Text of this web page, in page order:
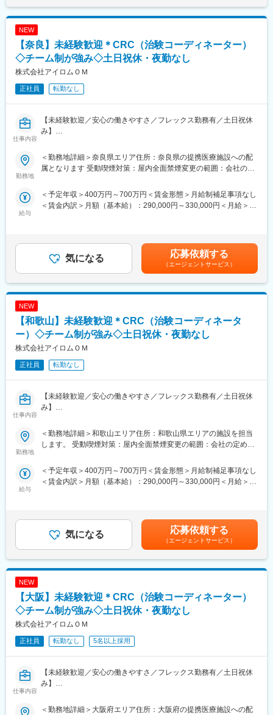
NEW
【奈良】未経験歓迎＊CRC（治験コーディネーター）
◇チーム制が強み◇土日祝休・夜勤なし
株式会社アイロムＯＭ
正社員 転勤なし
仕事内容
【未経験歓迎／安心の働きやすさ／フレックス勤務有／土日祝休
み】
■業務詳細／治験コーディネーター（CRCって何？）
新しい薬や治療法が安全で効果的かどうかを確かめるための臨床
試験（治験）をサポートする仕事です。
＜具体的に＞
患者さんが治験に参加する手続きを助けたり、治験中のデータを
治験が成功するためにはCRCの役割が非常に重要で、医療の進歩
に貢献できるやりがいのある仕事です。
※担当する医療機関に常駐しての業務となります。
■治験コーディネーターで得られるスキル：
患者さんに治験の内容をわかりやすく説明したり、医師や看護師
と連携することで伝える力が身に付きます。
（2）スケジュール管理力：
治験には決まった検査や診察の予定があるため、患者さんが無理
なく通えるように予定を調整する力が身につきます。
（3）医療の知識：
薬の種類や副作用、検査の内容など、医療に関する知識が自然と
増えていきます。薬剤師や看護師と話す機会も多いため学ぶこと
も多いです。
す。パソコンの使い方や、正確に記録する力が身につきます。
（5）チームで働く力：
進めるので、チームワークの大切さを学べます。
残業時間も月15時間程度、産休育休の取得実績も多数あり、育児
手当もございます。
■充実の研修制度：
導入研修が80時間あり、手厚いフォロー体制があります。
しい知識を身につけ、スキルアップできる環境を用意していま
す。
■キャリアステップ：
CRCとして幅広い経験を積むことや、スペシャリストとして特定
の疾患領域の専門的な経験を積んでいくことも可能です。
また、グループの垣根を超えCRCからSMAやCRAへのキャリアチ
ェンジ、事業の枠をこえ新たなキャリアにチャレンジされている
方もいらっしゃいます。
勤務地
＜勤務地詳細＞奈良県エリア住所：奈良県の提携医療施設への配
属となります 受動喫煙対策：屋内全面禁煙変更の範囲：会社の定
給与
＜予定年収＞400万円～700万円＜賃金形態＞月給制補足事項なし
＜賃金内訳＞月額（基本給）：290,000円～330,000円＜月給＞
る可能性があります。月給(月額)は固定手当を含めた表記です。
気になる 応募依頼する
（エージェントサービス）
NEW
【和歌山】未経験歓迎＊CRC（治験コーディネータ
ー）◇チーム制が強み◇土日祝休・夜勤なし
株式会社アイロムＯＭ
正社員 転勤なし
仕事内容
【未経験歓迎／安心の働きやすさ／フレックス勤務有／土日祝休
み】
■業務詳細／治験コーディネーター（CRCって何？）
新しい薬や治療法が安全で効果的かどうかを確かめるための臨床
試験（治験）をサポートする仕事です。
＜具体的に＞
患者さんが治験に参加する手続きを助けたり、治験中のデータを
治験が成功するためにはCRCの役割が非常に重要で、医療の進歩
に貢献できるやりがいのある仕事です。
※担当する医療機関に常駐しての業務となります。
■治験コーディネーターで得られるスキル：
患者さんに治験の内容をわかりやすく説明したり、医師や看護師
と連携することで伝える力が身に付きます。
（2）スケジュール管理力：
治験には決まった検査や診察の予定があるため、患者さんが無理
なく通えるように予定を調整する力が身につきます。
（3）医療の知識：
薬の種類や副作用、検査の内容など、医療に関する知識が自然と
増えていきます。薬剤師や看護師と話す機会も多いため学ぶこと
も多いです。
勤務地
＜勤務地詳細＞和歌山エリア住所：和歌山県エリアの施設を担当
します。 受動喫煙対策：屋内全面禁煙変更の範囲：会社の定める
給与
＜予定年収＞400万円～700万円＜賃金形態＞月給制補足事項なし
＜賃金内訳＞月額（基本給）：290,000円～330,000円＜月給＞
る可能性があります。月給(月額)は固定手当を含めた表記です。
気になる 応募依頼する
（エージェントサービス）
NEW
【大阪】未経験歓迎＊CRC（治験コーディネーター）
◇チーム制が強み◇土日祝休・夜勤なし
株式会社アイロムＯＭ
正社員 転勤なし 5名以上採用
仕事内容
【未経験歓迎／安心の働きやすさ／フレックス勤務有／土日祝休
み】
■業務詳細／治験コーディネーター（CRCって何？）
＜勤務地詳細＞大阪府エリア住所：大阪府の提携医療施設への配